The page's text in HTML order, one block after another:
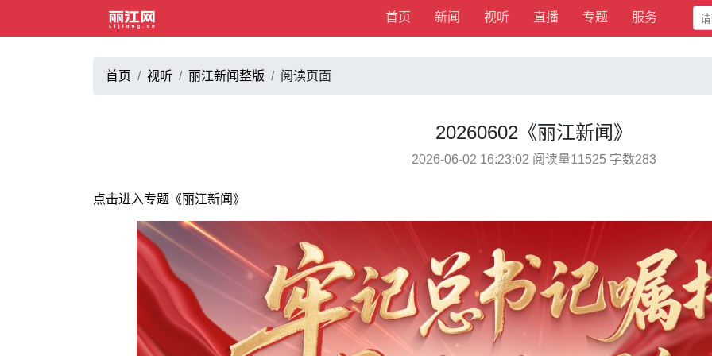
首页 新闻 视听 直播 专题 服务
首页 视听 丽江新闻整版 阅读页面
20260602《丽江新闻》
2026-06-02 16:23:02 阅读量11525 字数283
点击进入专题《丽江新闻》